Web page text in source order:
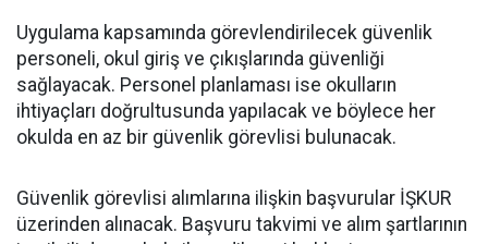
Uygulama kapsamında görevlendirilecek güvenlik
personeli, okul giriş ve çıkışlarında güvenliği
sağlayacak. Personel planlaması ise okulların
ihtiyaçları doğrultusunda yapılacak ve böylece her
okulda en az bir güvenlik görevlisi bulunacak.
Güvenlik görevlisi alımlarına ilişkin başvurular İŞKUR
üzerinden alınacak. Başvuru takvimi ve alım şartlarının